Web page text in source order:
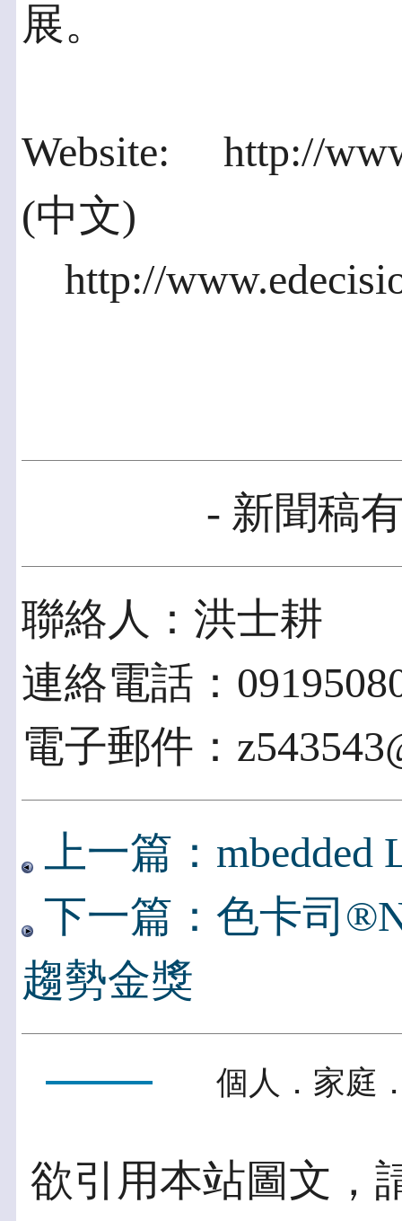
展。
Website: http://
(中文)
http://
- 新聞稿
聯絡人：洪士耕
連絡電話：
電子郵件：
上一篇：
下一篇：色卡司
趨勢金獎
個人．家庭
欲引用本站圖文，